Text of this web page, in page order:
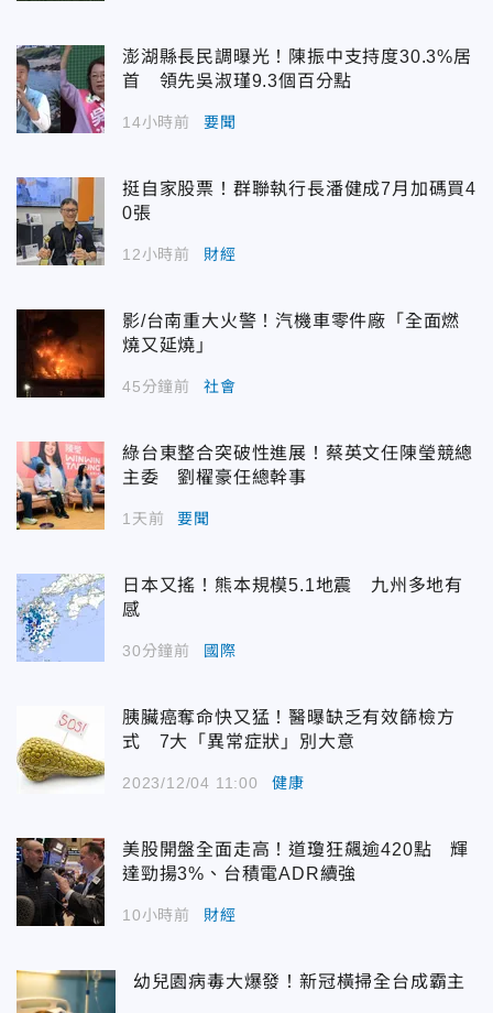
澎湖縣長民調曝光！陳振中支持度30.3%居
首 領先吳淑瑾9.3個百分點
14小時前 要聞
挺自家股票！群聯執行長潘健成7月加碼買4
0張
12小時前 財經
影/台南重大火警！汽機車零件廠「全面燃
燒又延燒」
45分鐘前 社會
綠台東整合突破性進展！蔡英文任陳瑩競總
主委 劉櫂豪任總幹事
1天前 要聞
日本又搖！熊本規模5.1地震 九州多地有
感
30分鐘前 國際
胰臟癌奪命快又猛！醫曝缺乏有效篩檢方
式 7大「異常症狀」別大意
2023/12/04 11:00 健康
美股開盤全面走高！道瓊狂飆逾420點 輝
達勁揚3%、台積電ADR續強
10小時前 財經
幼兒園病毒大爆發！新冠橫掃全台成霸主